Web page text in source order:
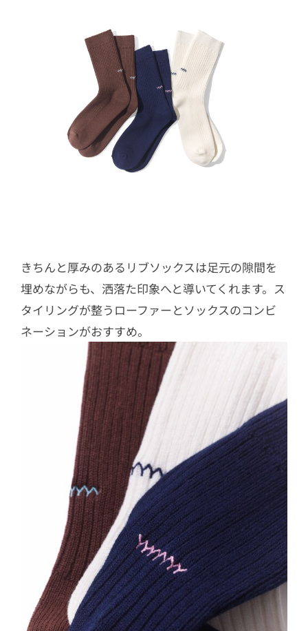
きちんと厚みのあるリブソックスは足元の隙間を
埋めながらも、洒落た印象へと導いてくれます。ス
タイリングが整うローファーとソックスのコンビ
ネーションがおすすめ。